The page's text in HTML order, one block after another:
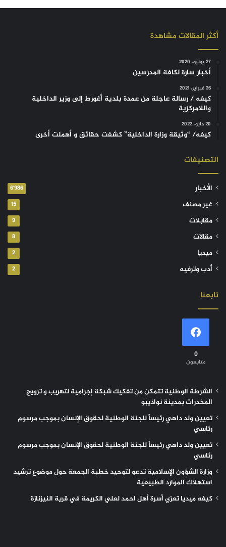
أكثر المقالات مشاهدة
27 يونيو، 2020
أخبار سارة لكافة المدرسين
26 فبراير، 2021
كيفه / رسالة عاجلة من عمدة بلدية أغورط إلى وزير الداخلية
واللامركزية
20 مايو، 2022
كيفه/ “وثيقة وزارة الداخلية” كشفت حقائق و أهملت أخرى
التصنيفات
الأخبار 6٬986
غير مصنف 15
مقابلات 9
مقالات 8
ميديا 2
أدب وترفيه 2
تابعنا
0
متابعون
الشرطة الوطنية تتمكن من تفكيك شبكة إجرامية لتهريب و ترويج
المخدرات بمدينة نواذيبو
تعيين ولد داهي رئيساً للجنة الوطنية لحقوق الإنسان بموجب مرسوم
رئاسي
تعيين ولد داهي رئيساً للجنة الوطنية لحقوق الإنسان بموجب مرسوم
رئاسي
وزارة الشؤون الإسلامية تدعو لتوحيد خطبة الجمعة حول موضوع ترشيد
استهلاك الموارد الطبيعية
كيفه ميديا تعزي أسرة أهل احمد لعلي الكريمة في قرية النيزنازة